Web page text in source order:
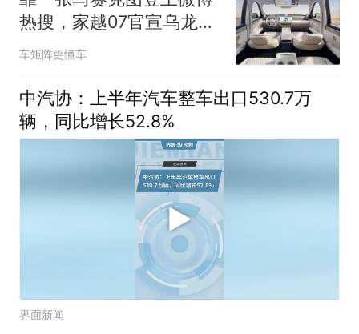
热搜，家越07官宣乌龙全
网社死！
车矩阵更懂车
中汽协：上半年汽车整车出口530.7万
辆，同比增长52.8%
界面新闻